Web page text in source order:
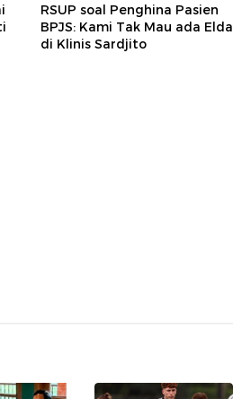
RSUP soal Penghina Pasien
BPJS: Kami Tak Mau ada Elda
di Klinis Sardjito